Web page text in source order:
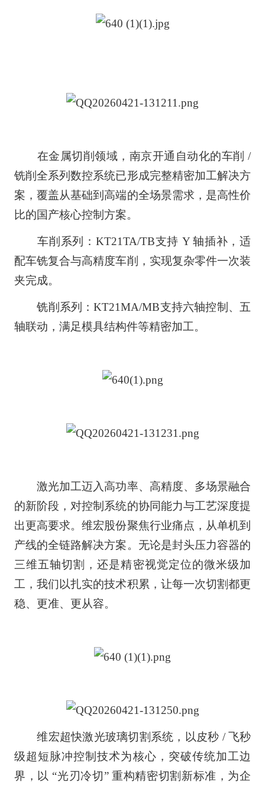
在金属切削领域，南京开通自动化的车削 /
铣削全系列数控系统已形成完整精密加工解决方
案，覆盖从基础到高端的全场景需求，是高性价
比的国产核心控制方案。
车削系列：KT21TA/TB支持 Y 轴插补，适
配车铣复合与高精度车削，实现复杂零件一次装
夹完成。
铣削系列：KT21MA/MB支持六轴控制、五
轴联动，满足模具结构件等精密加工。
激光加工迈入高功率、高精度、多场景融合
的新阶段，对控制系统的协同能力与工艺深度提
出更高要求。维宏股份聚焦行业痛点，从单机到
产线的全链路解决方案。无论是封头压力容器的
三维五轴切割，还是精密视觉定位的微米级加
工，我们以扎实的技术积累，让每一次切割都更
稳、更准、更从容。
维宏超快激光玻璃切割系统，以皮秒 / 飞秒
级超短脉冲控制技术为核心，突破传统加工边
界，以 “光刃冷切” 重构精密切割新标准，为企